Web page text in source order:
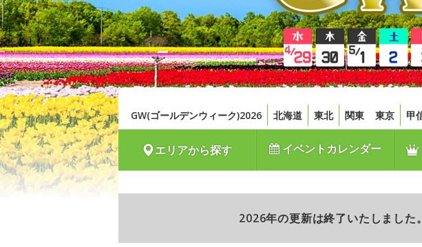
GW(ゴールデンウィーク)2026 北海道 東北 関東 東京 甲
エリアから探す イベントカレンダー
2026年の更新は終了いたしました